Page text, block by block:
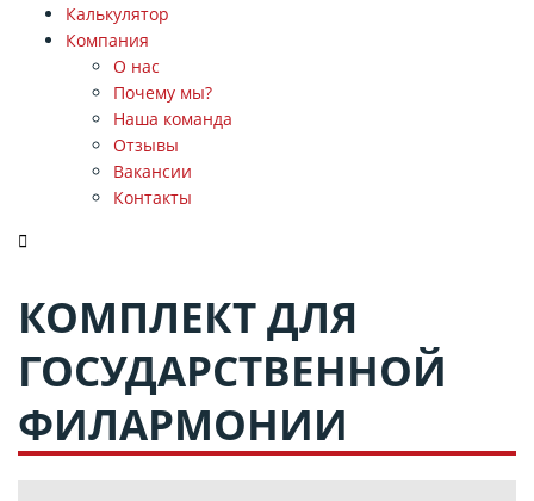
Калькулятор
Компания
О нас
Почему мы?
Наша команда
Отзывы
Вакансии
Контакты
КОМПЛЕКТ ДЛЯ
ГОСУДАРСТВЕННОЙ
ФИЛАРМОНИИ